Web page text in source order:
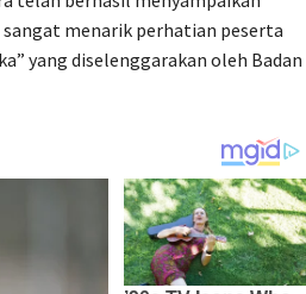
menarik perhatian peserta
yang diselenggarakan oleh Badan